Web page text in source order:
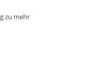
zu mehr